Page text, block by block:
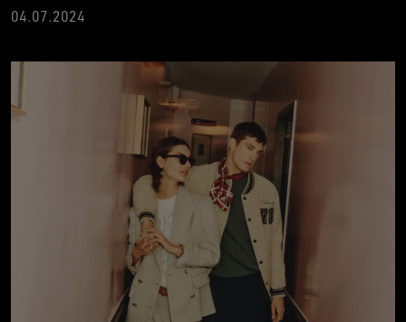
04.07.2024